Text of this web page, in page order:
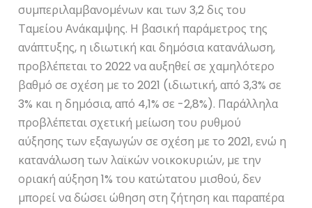
συμπεριλαμβανομένων και των 3,2 δις του
Ταμείου Ανάκαμψης. Η βασική παράμετρος της
ανάπτυξης, η ιδιωτική και δημόσια κατανάλωση,
προβλέπεται το 2022 να αυξηθεί σε χαμηλότερο
βαθμό σε σχέση με το 2021 (ιδιωτική, από 3,3% σε
3% και η δημόσια, από 4,1% σε -2,8%). Παράλληλα
προβλέπεται σχετική μείωση του ρυθμού
αύξησης των εξαγωγών σε σχέση με το 2021, ενώ η
κατανάλωση των λαϊκών νοικοκυριών, με την
οριακή αύξηση 1% του κατώτατου μισθού, δεν
μπορεί να δώσει ώθηση στη ζήτηση και παραπέρα